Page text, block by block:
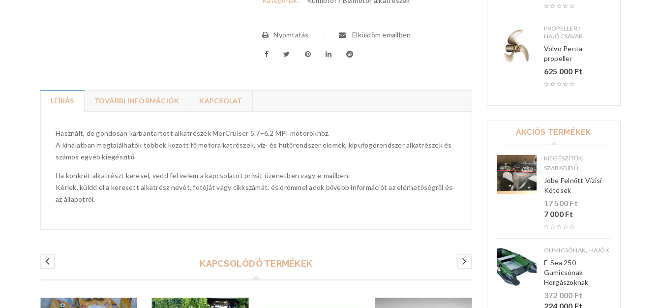
Nyomtatás Elküldöm emailben
LEÍRÁS TOVÁBBI INFORMÁCIÓK KAPCSOLAT
Használt, de gondosan karbantartott alkatrészek MerCruiser 5.7–6.2 MPI motorokhoz.
A kínálatban megtalálhatók többek között fő motoralkatrészek, víz- és hűtőrendszer elemek, kipufogórendszer alkatrészek és
számos egyéb kiegészítő.
Ha konkrét alkatrészt keresel, vedd fel velem a kapcsolatot privát üzenetben vagy e-mailben.
Kérlek, küldd el a keresett alkatrész nevét, fotóját vagy cikkszámát, és örömmel adok bővebb információt az elérhetőségről és
az állapotról.
KAPCSOLÓDÓ TERMÉKEK
PROPELLER /
HAJÓCSAVAR
Volvo Penta
propeller
625 000 Ft
AKCIÓS TERMÉKEK
KIEGÉSZÍTŐK,
SZABADIDŐ
Jobe Felnőtt Vízisí
Kötések
17 500Ft
7 000 Ft
GUMICSÓNAK, HAJÓK
E-Sea 250
Gumicsónak
Horgászoknak
372 000Ft
224 000 Ft